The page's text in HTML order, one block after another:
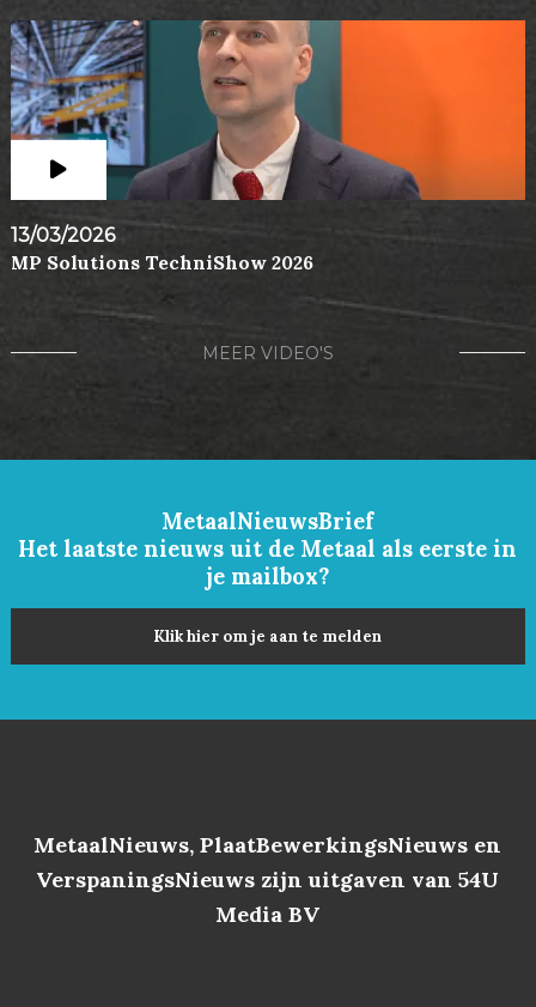
13/03/2026
MP Solutions TechniShow 2026
MEER VIDEO'S
MetaalNieuwsBrief
Het laatste nieuws uit de Metaal als eerste in
je mailbox?
Klik hier om je aan te melden
MetaalNieuws, PlaatBewerkingsNieuws en
VerspaningsNieuws zijn uitgaven van 54U
Media BV